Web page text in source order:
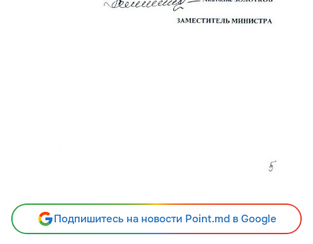
Подпишитесь на новости Point.md в Google